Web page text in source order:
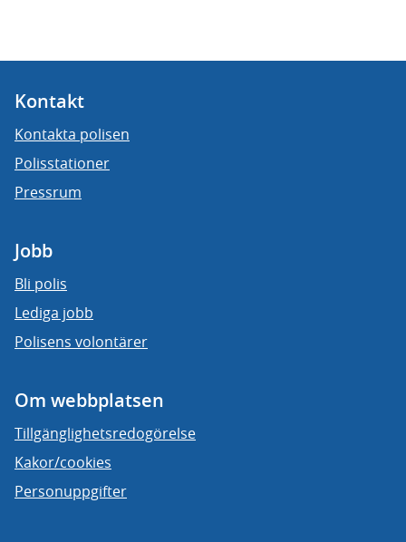
Kontakt
Kontakta polisen
Polisstationer
Pressrum
Jobb
Bli polis
Lediga jobb
Polisens volontärer
Om webbplatsen
Tillgänglighetsredogörelse
Kakor/cookies
Personuppgifter